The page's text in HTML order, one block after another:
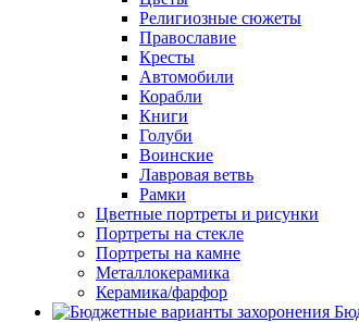
Религиозные сюжеты
Православие
Кресты
Автомобили
Корабли
Книги
Голуби
Воинские
Лавровая ветвь
Рамки
Цветные портреты и рисунки
Портреты на стекле
Портреты на камне
Металлокерамика
Керамика/фарфор